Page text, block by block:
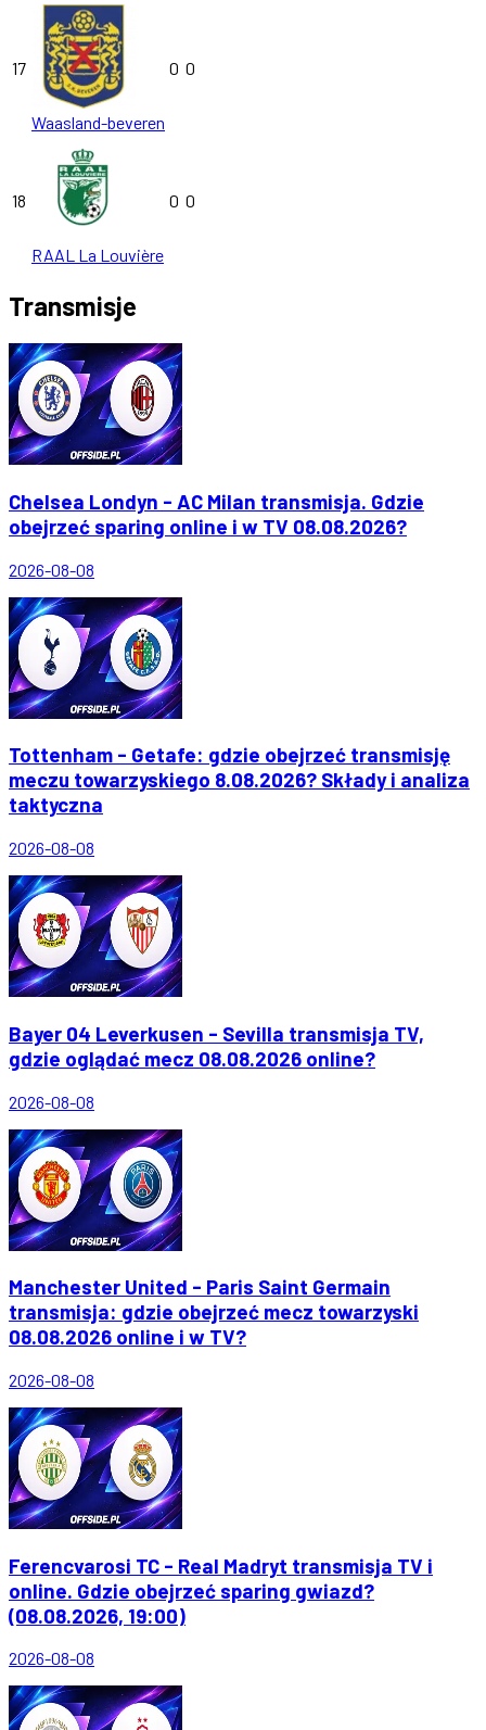
17
Waasland-beveren
0 0
18
RAAL La Louvière
0 0
Transmisje
Chelsea Londyn - AC Milan transmisja. Gdzie
obejrzeć sparing online i w TV 08.08.2026?
2026-08-08
Tottenham - Getafe: gdzie obejrzeć transmisję
meczu towarzyskiego 8.08.2026? Składy i analiza
taktyczna
2026-08-08
Bayer 04 Leverkusen - Sevilla transmisja TV,
gdzie oglądać mecz 08.08.2026 online?
2026-08-08
Manchester United - Paris Saint Germain
transmisja: gdzie obejrzeć mecz towarzyski
08.08.2026 online i w TV?
2026-08-08
Ferencvarosi TC - Real Madryt transmisja TV i
online. Gdzie obejrzeć sparing gwiazd?
(08.08.2026, 19:00)
2026-08-08